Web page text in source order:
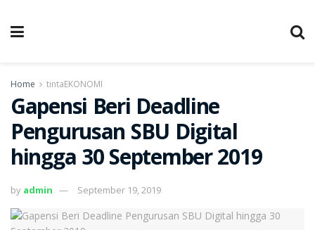
Home tintaEKONOMI
Gapensi Beri Deadline
Pengurusan SBU Digital
hingga 30 September 2019
by admin September 19, 2019